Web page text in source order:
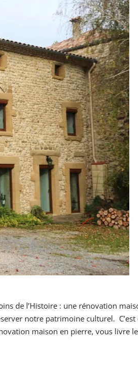
de l’Histoire : une rénovation
notre patrimoine culturel.
maison en pierre, vous livre